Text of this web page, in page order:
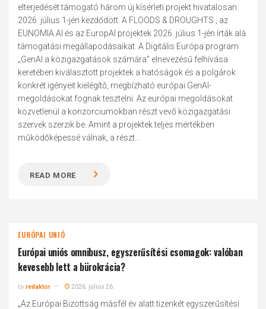
elterjedését támogató három új kísérleti projekt hivatalosan
2026. július 1-jén kezdődött. A FLOODS & DROUGHTS , az
EUNOMIA.AI és az EuropAI projektek 2026. július 1-jén írták alá
támogatási megállapodásaikat. A Digitális Európa program
„GenAI a közigazgatások számára” elnevezésű felhívása
keretében kiválasztott projektek a hatóságok és a polgárok
konkrét igényeit kielégítő, megbízható európai GenAI-
megoldásokat fognak tesztelni. Az európai megoldásokat
közvetlenül a konzorciumokban részt vevő közigazgatási
szervek szerzik be. Amint a projektek teljes mértékben
működőképessé válnak, a részt...
READ MORE
EURÓPAI UNIÓ
Európai uniós omnibusz, egyszerűsítési csomagok: valóban
kevesebb lett a bürokrácia?
byredaktor 2026. július 26.
„Az Európai Bizottság másfél év alatt tizenkét egyszerűsítési